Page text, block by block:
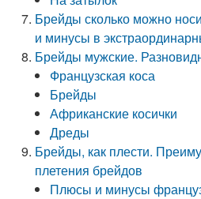
Брейды сколько можно
и минусы в
Брейды мужские.
Французская коса
Брейды
Африканские косички
Дреды
Брейды, как плести.
плетения брейдов
Плюсы и минусы